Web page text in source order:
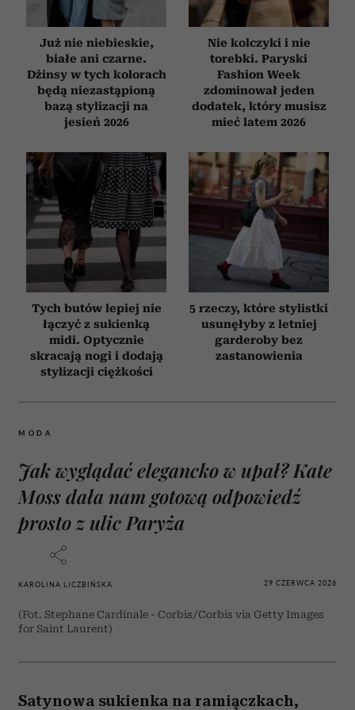
Już nie niebieskie,
białe ani czarne.
Dżinsy w tych kolorach
będą niezastąpioną
bazą stylizacji na
jesień 2026
Nie kolczyki i nie
torebki. Paryski
Fashion Week
zdominował jeden
dodatek, który musisz
mieć latem 2026
Tych butów lepiej nie
łączyć z sukienką
midi. Optycznie
skracają nogi i dodają
stylizacji ciężkości
5 rzeczy, które stylistki
usunęłyby z letniej
garderoby bez
zastanowienia
MODA
Jak wyglądać elegancko w upał? Kate
Moss dała nam gotową odpowiedź
prosto z ulic Paryża
KAROLINA LICZBIŃSKA 29 CZERWCA 2026